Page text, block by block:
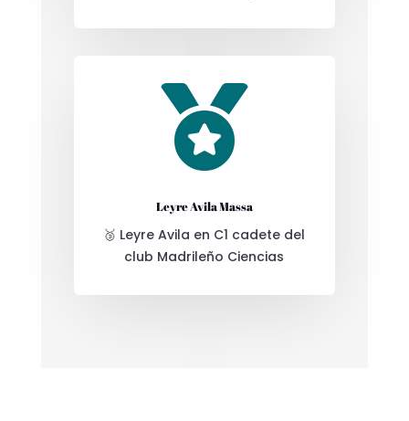

Leyre Avila Massa
🥉 Leyre Avila en C1 cadete del
club Madrileño Ciencias